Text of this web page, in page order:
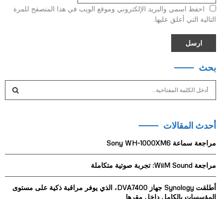
احفظ اسمي والبريد الإلكتروني وموقع الويب في هذا المتصفح للمرة
التالية التي أعلق عليها.
بحث
c
f
r
:
C
أحدث المقالات
مراجعة سماعة Sony WH-1000XM6
مراجعة WiiM Sound: تجربة صوتية متكاملة
أطلقت Synology جهاز DVA7400، الذي يوفر مراقبة ذكية على مستوى
المؤسسات بالكامل داخل مقرها